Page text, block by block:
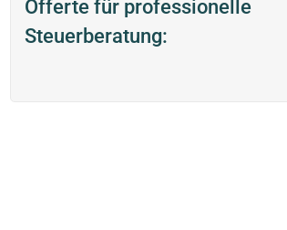
Offerte für professionelle
Steuerberatung: